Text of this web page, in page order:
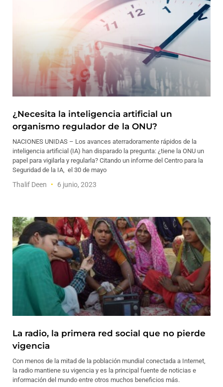
¿Necesita la inteligencia artificial un
organismo regulador de la ONU?
NACIONES UNIDAS – Los avances aterradoramente rápidos de la
inteligencia artificial (IA) han disparado la pregunta: ¿tiene la ONU un
papel para vigilarla y regularla? Citando un informe del Centro para la
Seguridad de la IA, el 30 de mayo
Thalif Deen 6 junio, 2023
La radio, la primera red social que no pierde
vigencia
Con menos de la mitad de la población mundial conectada a Internet,
la radio mantiene su vigencia y es la principal fuente de noticias e
información del mundo entre otros muchos beneficios más.